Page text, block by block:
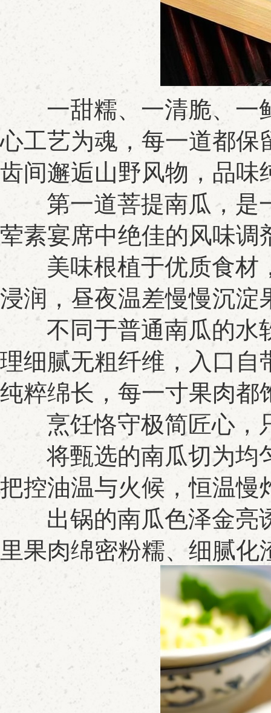
一甜糯、一清脆、一
心工艺为魂，每一道都
齿间邂逅山野风物，品
第一道菩提南瓜，是
荤素宴席中绝佳的风味调
美味根植于优质食材，
浸润，昼夜温差慢慢沉
不同于普通南瓜的水
理细腻无粗纤维，入口
纯粹绵长，每一寸果肉
烹饪恪守极简匠心，
将甄选的南瓜切为均
把控油温与火候，恒温
出锅的南瓜色泽金亮
里果肉绵密粉糯、细腻化